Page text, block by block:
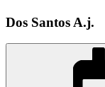
Dos Santos A.j.